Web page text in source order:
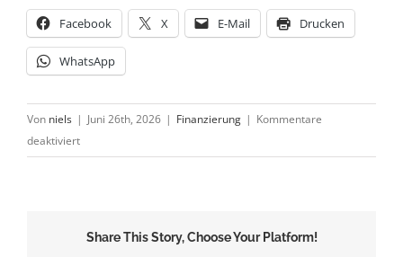
Facebook X E-Mail Drucken
WhatsApp
Von niels | Juni 26th, 2026 | Finanzierung | Kommentare
deaktiviertfür
Raten
Share This Story, Choose Your Platform!